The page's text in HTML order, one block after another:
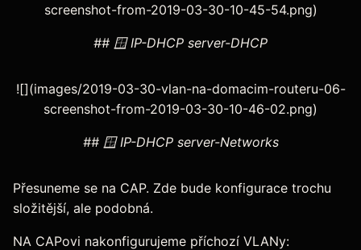
screenshot-from-2019-03-30-10-45-54.png)
## 🪟 IP-DHCP server-DHCP
![](images/2019-03-30-vlan-na-domacim-routeru-06-
screenshot-from-2019-03-30-10-46-02.png)
## 🪟 IP-DHCP server-Networks
Přesuneme se na CAP. Zde bude konfigurace trochu
složitější, ale podobná.
NA CAPovi nakonfigurujeme příchozí VLANy: